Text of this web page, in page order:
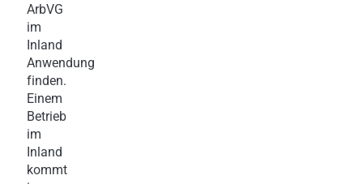
ArbVG
im
Inland
Anwendung
finden.
Einem
Betrieb
im
Inland
kommt